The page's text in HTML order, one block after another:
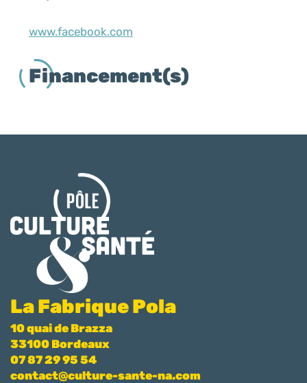
www.facebook.com
Financement(s)
La Fabrique Pola
10 quai de Brazza
33100 Bordeaux
07 87 29 95 54
contact@culture-sante-na.com